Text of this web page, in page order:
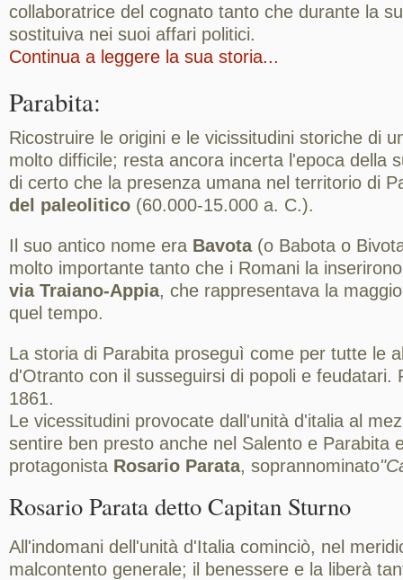
collaboratrice del cognato tanto che durante la
sostituiva nei suoi affari politici.
Continua a leggere la sua storia...
Parabita:
Ricostruire le origini e le vicissitudini storiche di
molto difficile; resta ancora incerta l'epoca della
di certo che la presenza umana nel territorio di
del paleolitico (60.000-15.000 a. C.).
Il suo antico nome era Bavota(o Babota o
molto importante tanto che i Romani la
via Traiano-Appia, che rappresentava la
quel tempo.
La storia di Parabita proseguì come per tutte le
d'Otranto con il susseguirsi di popoli e feudatari.
1861.
Le vicessitudini provocate dall'unità d'italia al
sentire ben presto anche nel Salento e Parabita
protagonista Rosario Parata, soprannominato
Rosario Parata detto Capitan Sturno
All'indomani dell'unità d'Italia cominciò, nel
malcontento generale; il benessere e la liberà